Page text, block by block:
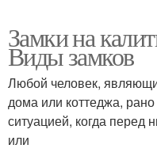
Замки на
Виды замков
Любой человек,
дома или коттеджа,
ситуацией, когда перед
или